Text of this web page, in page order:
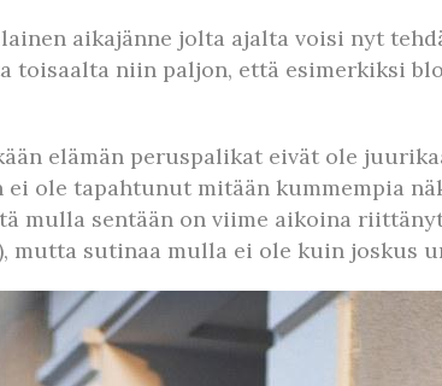
aikajänne jolta ajalta voisi nyt
toisaalta niin paljon, että esimerkiksi
elämän peruspalikat eivät ole
ole tapahtunut mitään kummempia
mulla sentään on viime aikoina
mutta sutinaa mulla ei ole kuin joskus